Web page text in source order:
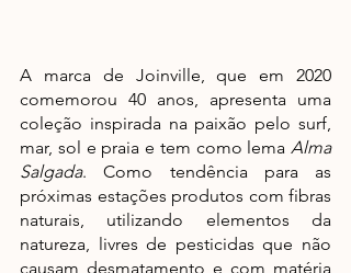
A marca de Joinville, que em 2020
comemorou 40 anos, apresenta uma
coleção inspirada na paixão pelo surf,
mar, sol e praia e tem como lema Alma
Salgada. Como tendência para as
próximas estações produtos com fibras
naturais, utilizando elementos da
natureza, livres de pesticidas que não
causam desmatamento e com matéria